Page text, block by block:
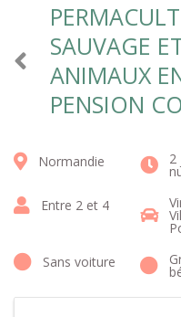
SAUVAGE
ANIMAUX
PENSION
Normandie 2
Entre 2 et 4
Sans voiture